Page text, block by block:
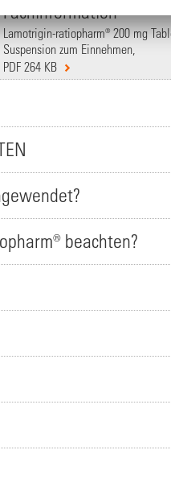
Fachinformation
Lamotrigin-ratiopharm® 200 mg
Suspension zum Einnehmen,
PDF 264 KB
beachten?